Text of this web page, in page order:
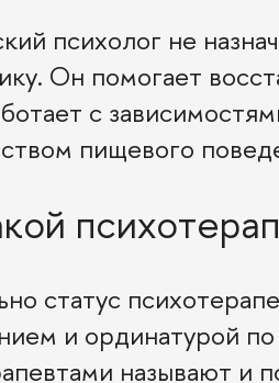
психолог не
Он помогает
с
пищевого
статус
и ординатурой
называют и